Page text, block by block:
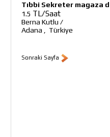
Tıbbi Sekreter magaza
1.5 TL/Saat
Berna Kutlu /
Adana
Türkiye
Sonraki Sayfa